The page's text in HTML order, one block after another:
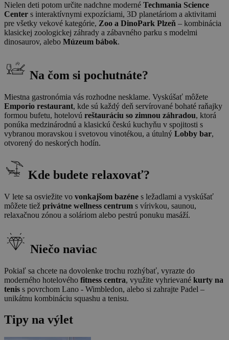
Nielen deti potom určite nadchne moderné Techmania Science
Center s interaktívnymi expozíciami, 3D planetáriom a aktivitami
pre všetky vekové kategórie, Zoo a DinoPark Plzeň – kombinácia
klasickej zoologickej záhrady a zábavného parku s modelmi
dinosaurov, alebo Múzeum bábok.
Na čom si pochutnáte?
Miestna gastronómia vás rozhodne nesklame. Vyskúšať môžete
Emporio restaurant, kde sú každý deň servírované bohaté raňajky
formou bufetu, hotelovú reštauráciu so zimnou záhradou, ktorá
ponúka medzinárodnú a klasickú českú kuchyňu v spojitosti s
vybranou moravskou i svetovou vinotékou, a útulný Lobby bar,
otvorený do neskorých hodín.
Kde budete relaxovať?
V lete sa osviežite vo vonkajšom bazéne s ležadlami a vyskúšať
môžete tiež privátne wellness centrum s vírivkou, saunou,
relaxačnou zónou a soláriom alebo pestrú ponuku masáží.
Niečo naviac
Pokiaľ sa chcete na dovolenke trochu rozhýbať, vyrazte do
moderného hotelového fitness centra, využite vyhrievané kurty na
tenis s povrchom Lano - Wimbledon, alebo si zahrajte Padel –
unikátnu kombináciu squashu a tenisu.
Tipy na výlet